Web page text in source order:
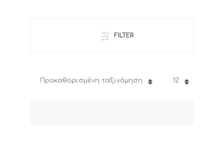
FILTER
12
Προκαθορισμένη ταξινόμηση